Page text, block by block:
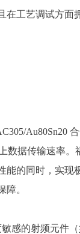
在工艺调试方面
Au80Sn20
上数据传输速率
能的同时，实现
障。
感的射频元件（